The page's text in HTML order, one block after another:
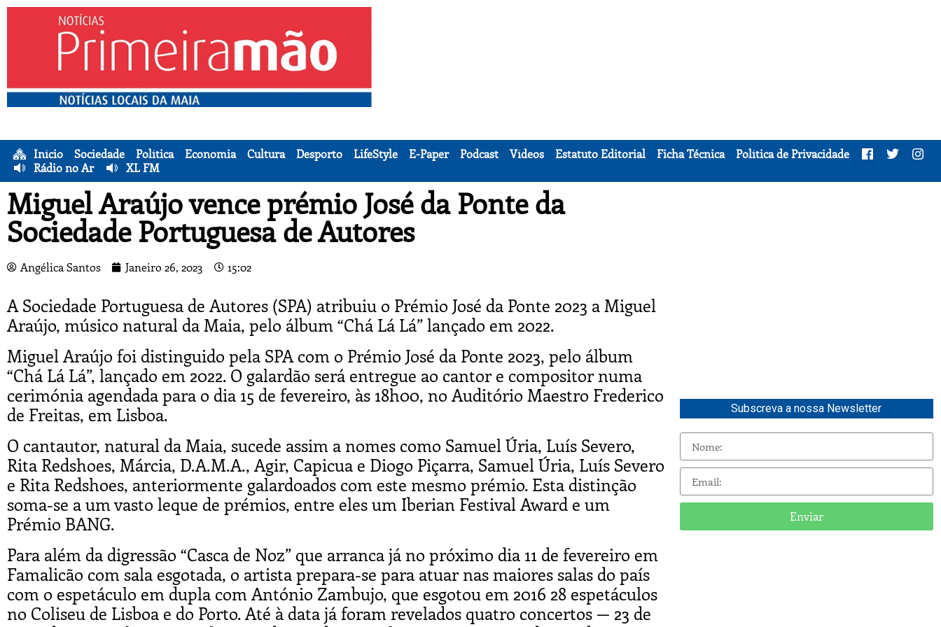
Início Sociedade Política Economia Cultura Desporto LifeStyle E-Paper Podcast Vídeos Estatuto Editorial Ficha Técnica
Política de Privacidade
Rádio no Ar
XL FM
Miguel Araújo vence prémio José da Ponte da
Sociedade Portuguesa de Autores
Angélica Santos Janeiro 26, 2023 15:02
A Sociedade Portuguesa de Autores (SPA) atribuiu o Prémio José da Ponte 2023 a Miguel
Araújo, músico natural da Maia, pelo álbum “Chá Lá Lá” lançado em 2022.
Miguel Araújo foi distinguido pela SPA com o Prémio José da Ponte 2023, pelo álbum
“Chá Lá Lá”, lançado em 2022. O galardão será entregue ao cantor e compositor numa
cerimónia agendada para o dia 15 de fevereiro, às 18h00, no Auditório Maestro Frederico
de Freitas, em Lisboa.
O cantautor, natural da Maia, sucede assim a nomes como Samuel Úria, Luís Severo,
Rita Redshoes, Márcia, D.A.M.A., Agir, Capicua e Diogo Piçarra, Samuel Úria, Luís Severo
e Rita Redshoes, anteriormente galardoados com este mesmo prémio. Esta distinção
soma-se a um vasto leque de prémios, entre eles um Iberian Festival Award e um
Prémio BANG.
Para além da digressão “Casca de Noz” que arranca já no próximo dia 11 de fevereiro em
Famalicão com sala esgotada, o artista prepara-se para atuar nas maiores salas do país
com o espetáculo em dupla com António Zambujo, que esgotou em 2016 28 espetáculos
no Coliseu de Lisboa e do Porto. Até à data já foram revelados quatro concertos — 23 de
Subscreva a nossa Newsletter
Enviar